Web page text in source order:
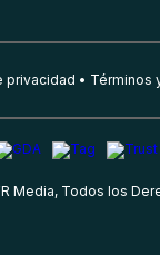
privacidad Términos
Media, Todos los